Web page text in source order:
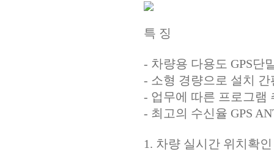
특 징
- 차량용 다용도 GPS단
- 소형 경량으로 설치 간
- 업무에 따른 프로그램
- 최고의 수신율 GPS
1. 차량 실시간 위치확인